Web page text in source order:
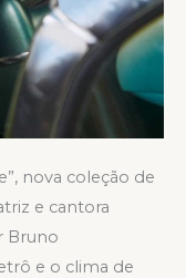
nova coleção de
e cantora
Bruno
e o clima de